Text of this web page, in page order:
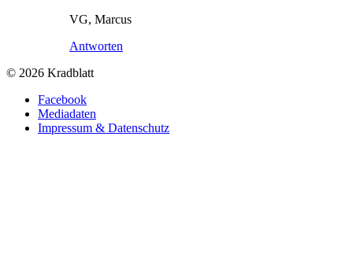
VG, Marcus
Antworten
© 2026 Kradblatt
Facebook
Mediadaten
Impressum & Datenschutz